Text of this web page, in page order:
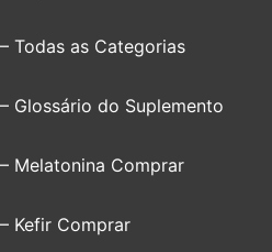
– Todas as Categorias
– Glossário do Suplemento
– Melatonina Comprar
– Kefir Comprar